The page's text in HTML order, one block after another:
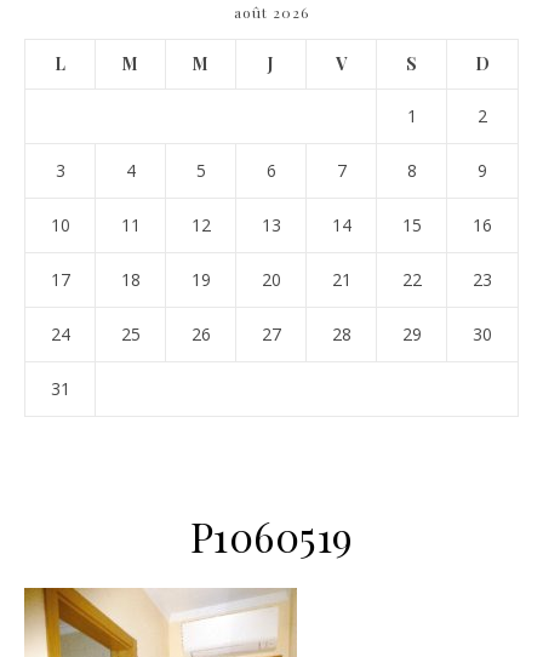
août 2026
L M M J V S D
1 2
3 4 5 6 7 8 9
10 11 12 13 14 15 16
17 18 19 20 21 22 23
24 25 26 27 28 29 30
31
P1060519